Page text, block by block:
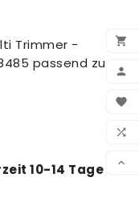





Trimmer -
passend zu
10-14 Tage